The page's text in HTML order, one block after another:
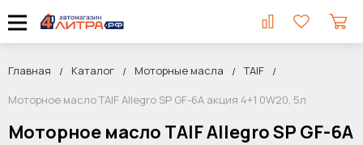
Главная Каталог Моторные масла
TAIF
Моторное масло TAIF Allegro SP GF-6A акция 4+1 0W20, 5л
Моторное масло TAIF Allegro SP GF-6A